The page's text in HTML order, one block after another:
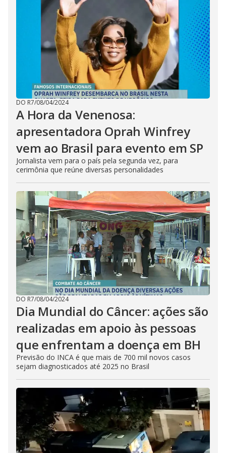
DO R7/08/04/2024
A Hora da Venenosa:
apresentadora Oprah Winfrey
vem ao Brasil para evento em SP
Jornalista vem para o país pela segunda vez, para
cerimônia que reúne diversas personalidades
DO R7/08/04/2024
Dia Mundial do Câncer: ações são
realizadas em apoio às pessoas
que enfrentam a doença em BH
Previsão do INCA é que mais de 700 mil novos casos
sejam diagnosticados até 2025 no Brasil